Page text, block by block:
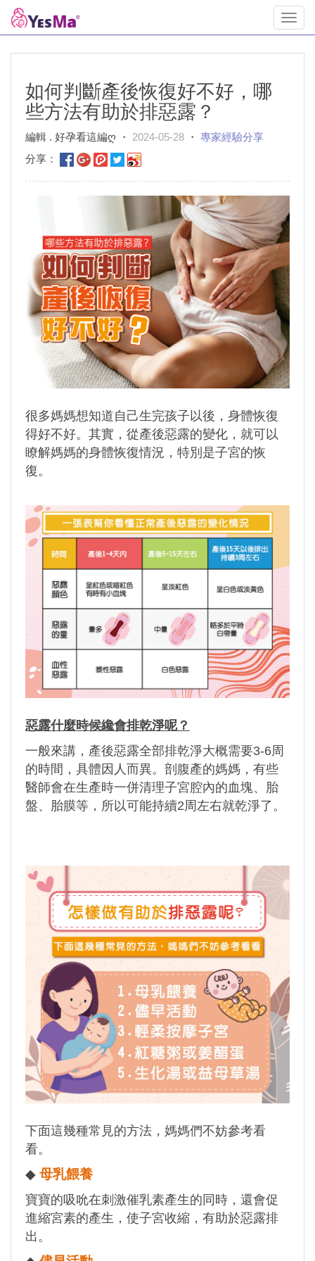
如何判斷產後恢復好不好，哪
些方法有助於排惡露？
編輯 . 好孕看這編ღ ・ 2024-05-28 ・ 專家經驗分享
分享：
很多媽媽想知道自己生完孩子以後，身體恢復
得好不好。其實，從產後惡露的變化，就可以
瞭解媽媽的身體恢復情況，特別是子宮的恢
復。
惡露什麼時候纔會排乾淨呢？
一般來講，產後惡露全部排乾淨大概需要3-6周
的時間，具體因人而異。剖腹產的媽媽，有些
醫師會在生產時一併清理子宮腔內的血塊、胎
盤、胎膜等，所以可能持續2周左右就乾淨了。
下面這幾種常見的方法，媽媽們不妨參考看
看。
◆ 母乳餵養
寶寶的吸吮在刺激催乳素產生的同時，還會促
進縮宮素的產生，使子宮收縮，有助於惡露排
出。